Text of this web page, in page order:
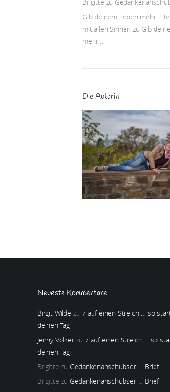
Brigitte zu
Gib deinem Leben mehr…
mit allen Sinnen zu Gib
mehr…
Die Autorin
Neueste Kommentare
Birgit Wilde zu7 auf einen Streich … so
deinen Tag
Jenny Völkerzu7 auf einen Streich … so
deinen Tag
Brigitte zu Gedankenanschubser … Brief
Brigitte zu Gedankenanschubser … Brief